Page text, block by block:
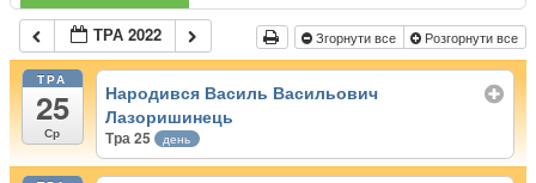
ТРА 2022 Згорнути все Розгорнути все
ТРА
25
Ср
Народився Василь Васильович
Лазоришинець
Тра 25 день